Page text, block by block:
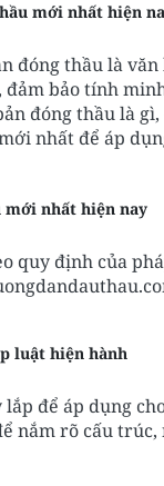
mới nhất hiện
đóng thầu là
bảo tính
đóng thầu là
nhất để áp
mới nhất hiện nay
quy định của
luật hiện hành
để áp dụng
nắm rõ cấu